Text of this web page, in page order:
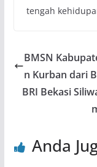
tengah
BMSN
n Kurban dari
BRI Bekasi
Anda